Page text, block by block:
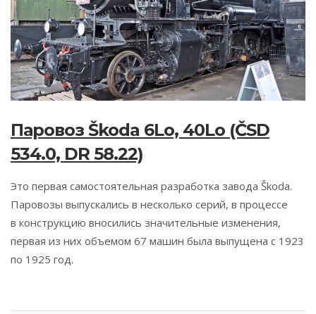
Паровоз Škoda 6Lo, 40Lo (ČSD
534.0, DR 58.22)
Это первая самостоятельная разработка завода Škoda.
Паровозы выпускались в несколько серий, в процессе
в конструкцию вносились значительные изменения,
первая из них объемом 67 машин была выпущена с 1923
по 1925 год.